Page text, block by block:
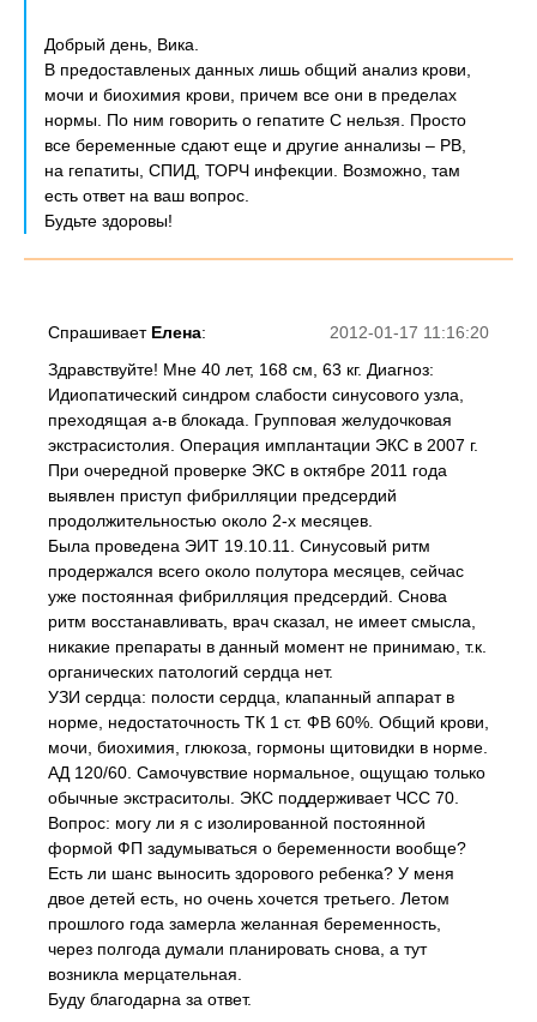
Добрый день, Вика.
В предоставленых данных лишь общий анализ крови,
мочи и биохимия крови, причем все они в пределах
нормы. По ним говорить о гепатите С нельзя. Просто
все беременные сдают еще и другие аннализы – РВ,
на гепатиты, СПИД, ТОРЧ инфекции. Возможно, там
есть ответ на ваш вопрос.
Будьте здоровы!
2012-01-17 11:16:20
Спрашивает Елена:
Здравствуйте! Мне 40 лет, 168 см, 63 кг. Диагноз:
Идиопатический синдром слабости синусового узла,
преходящая а-в блокада. Групповая желудочковая
экстрасистолия. Операция имплантации ЭКС в 2007 г.
При очередной проверке ЭКС в октябре 2011 года
выявлен приступ фибрилляции предсердий
продолжительностью около 2-х месяцев.
Была проведена ЭИТ 19.10.11. Синусовый ритм
продержался всего около полутора месяцев, сейчас
уже постоянная фибрилляция предсердий. Снова
ритм восстанавливать, врач сказал, не имеет смысла,
никакие препараты в данный момент не принимаю, т.к.
органических патологий сердца нет.
УЗИ сердца: полости сердца, клапанный аппарат в
норме, недостаточность ТК 1 ст. ФВ 60%. Общий крови,
мочи, биохимия, глюкоза, гормоны щитовидки в норме.
АД 120/60. Самочувствие нормальное, ощущаю только
обычные экстраситолы. ЭКС поддерживает ЧСС 70.
Вопрос: могу ли я с изолированной постоянной
формой ФП задумываться о беременности вообще?
Есть ли шанс выносить здорового ребенка? У меня
двое детей есть, но очень хочется третьего. Летом
прошлого года замерла желанная беременность,
через полгода думали планировать снова, а тут
возникла мерцательная.
Буду благодарна за ответ.